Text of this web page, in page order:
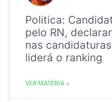
Politica:
pelo RN,
nas
liderá o ranking
VER MATÉRIA »